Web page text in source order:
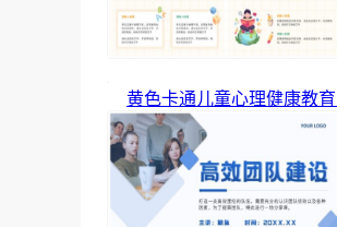
黄色卡通儿童心理健康教